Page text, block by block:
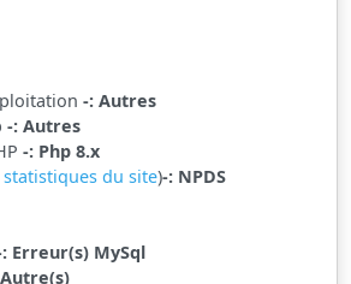
-: Autres
-: Autres
-: Php 8.x
du site)-: NPDS
Erreur(s) MySql